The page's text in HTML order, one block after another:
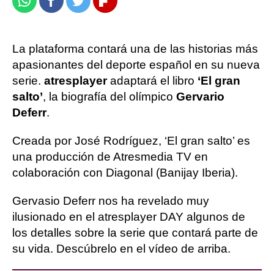
WhatsappFacebook
TwitterFlipboard
La plataforma contará una de las historias más
apasionantes del deporte español en su nueva
serie. atresplayeradaptará el libro ‘El gran
salto’, la biografía del olímpico Gervario
Deferr.
Creada por José Rodríguez, ‘El gran salto’ es
una producción de Atresmedia TV en
colaboración con Diagonal (Banijay Iberia).
Gervasio Deferr nos ha revelado muy
ilusionado en el atresplayer DAY algunos de
los detalles sobre la serie que contará parte de
su vida. Descúbrelo en el vídeo de arriba.